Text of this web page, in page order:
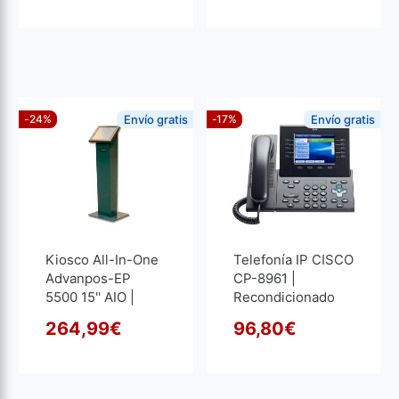
Kiosco All-In-One
Advanpos-EP
5500 15'' AIO |
Atom 1.8GHz | 4
O preço original era:
264,99€
O preço atual é: 264,99€.
-24% Envío gratis
Telefonía IP CISCO
CP-8961 |
Recondicionado
96,80€
-17% Envío gratis